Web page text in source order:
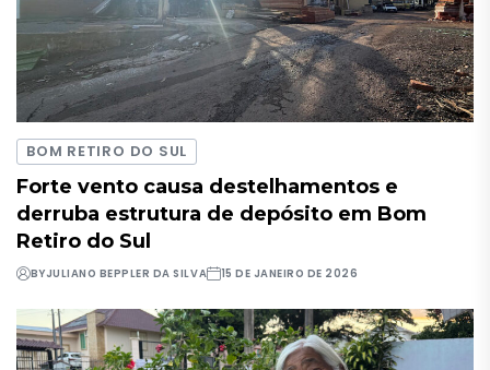
BOM RETIRO DO SUL
Forte vento causa destelhamentos e
derruba estrutura de depósito em Bom
Retiro do Sul
BYJULIANO BEPPLER DA SILVA 15 DE JANEIRO DE 2026